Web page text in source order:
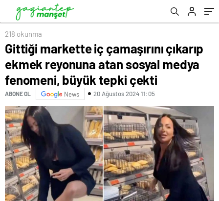
büyük tepki çekti
218 okunma
Gittiği markette iç çamaşırını çıkarıp
ekmek reyonuna atan sosyal medya
fenomeni, büyük tepki çekti
ABONE OL News 20 Ağustos 2024 11:05